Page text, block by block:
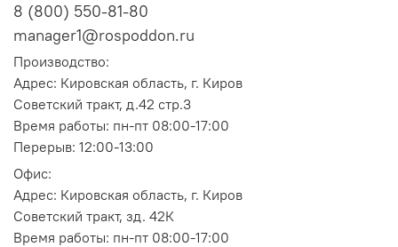
8 (800) 550-81-80
manager1@rospoddon.ru
Производство:
Адрес: Кировская область, г. Киров
Советский тракт, д.42 стр.3
Время работы: пн-пт 08:00-17:00
Перерыв: 12:00-13:00
Офис:
Адрес: Кировская область, г. Киров
Советский тракт, зд. 42К
Время работы: пн-пт 08:00-17:00